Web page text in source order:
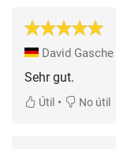
David Gasche
Sehr gut.
Útil • No útil